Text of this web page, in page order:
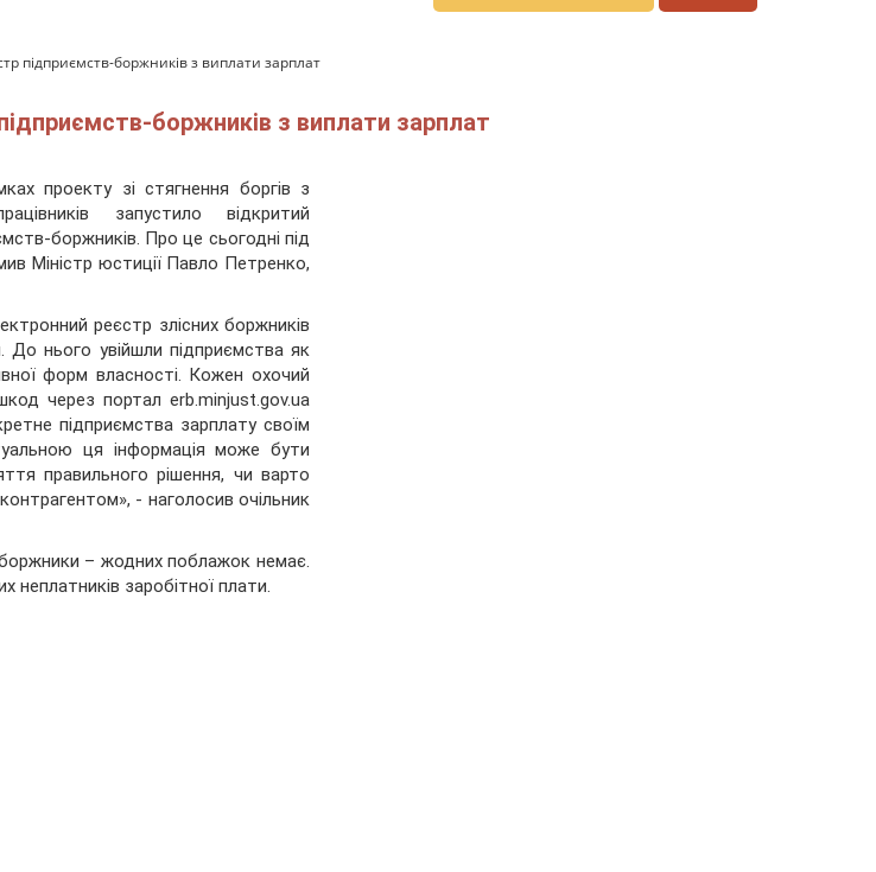
підприємств-боржників з виплати зарплат
боржників з виплати зарплат
проекту зі стягнення боргів з
запустило відкритий
боржників. Про це сьогодні під
Міністр юстиції Павло Петренко,
реєстр злісних боржників
До нього увійшли підприємства як
форм власності. Кожен охочий
через портал erb.minjust.gov.ua
підприємства зарплату своїм
ця інформація може бути
правильного рішення, чи варто
- наголосив очільник
боржники – жодних поблажок немає.
неплатників заробітної плати.